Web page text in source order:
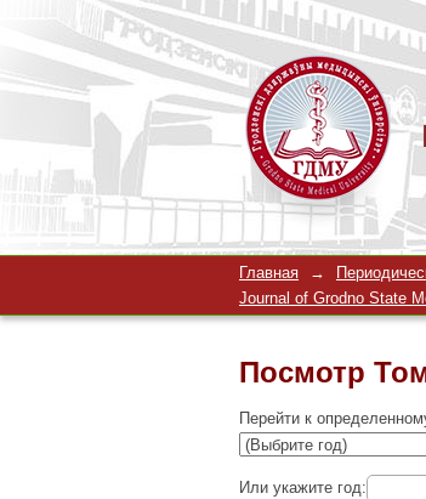
Посмотр
Главная →
Journal of Grodno State
Посмотр
Перейти к
Или укажите год: